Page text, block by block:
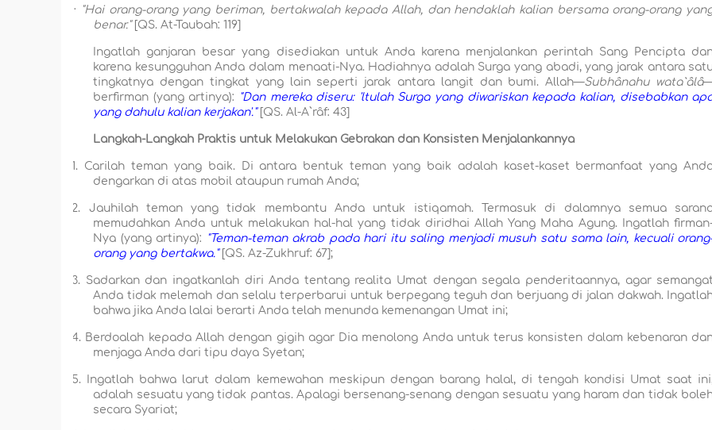
·
"Hai orang-orang yang beriman, bertakwalah kepada Allah, dan hendaklah kalian bersama orang-orang
benar." [QS. At-Taubah: 119]
Ingatlah ganjaran besar yang disediakan untuk Anda karena menjalankan perintah Sang Pencipta
karena kesungguhan Anda dalam menaati-Nya. Hadiahnya adalah Surga yang abadi, yang jarak antara
tingkatnya dengan tingkat yang lain seperti jarak antara langit dan bumi. Allah—Subhânahu wata`âlâ
berfirman (yang artinya): "Dan mereka diseru: 'ltulah Surga yang diwariskan kepada kalian, disebabkan
yang dahulu kalian kerjakan'." [QS. Al-A`râf: 43]
Langkah-Langkah Praktis untuk Melakukan Gebrakan dan Konsisten Menjalankannya
1.
Carilah teman yang baik. Di antara bentuk teman yang baik adalah kaset-kaset bermanfaat yang
dengarkan di atas mobil ataupun rumah Anda;
2.
Jauhilah teman yang tidak membantu Anda untuk istiqamah. Termasuk di dalamnya semua
memudahkan Anda untuk melakukan hal-hal yang tidak diridhai Allah Yang Maha Agung. Ingatlah
Nya (yang artinya): "Teman-teman akrab pada hari itu saling menjadi musuh satu sama lain, kecuali
orang yang bertakwa." [QS. Az-Zukhruf: 67];
3. Sadarkan dan ingatkanlah diri Anda tentang realita Umat dengan segala penderitaannya, agar semangat
Anda tidak melemah dan selalu terperbarui untuk berpegang teguh dan berjuang di jalan dakwah.
bahwa jika Anda lalai berarti Anda telah menunda kemenangan Umat ini;
4. Berdoalah kepada Allah dengan gigih agar Dia menolong Anda untuk terus konsisten dalam kebenaran
menjaga Anda dari tipu daya Syetan;
5.
Ingatlah bahwa larut dalam kemewahan meskipun dengan barang halal, di tengah kondisi Umat saat
adalah sesuatu yang tidak pantas. Apalagi bersenang-senang dengan sesuatu yang haram dan tidak
secara Syariat;